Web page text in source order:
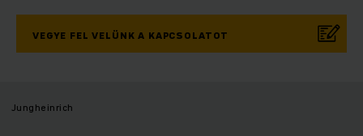
VEGYE FEL VELÜNK A KAPCSOLATOT
Jungheinrich